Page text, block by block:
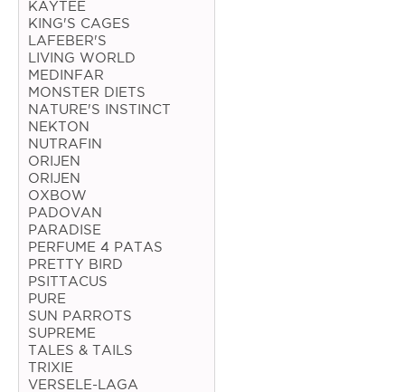
Furão
Gerbo
Degu
Hamster
Ratazana
Ouriço
Esquilo
Aves
Pequenas
Médias
Grandes
KAYTEE
KING'S CAGES
LAFEBER'S
LIVING WORLD
MEDINFAR
MONSTER DIETS
NATURE'S INSTINCT
NEKTON
NUTRAFIN
ORIJEN
ORIJEN
OXBOW
PADOVAN
PARADISE
PERFUME 4 PATAS
PRETTY BIRD
PSITTACUS
PURE
SUN PARROTS
SUPREME
TALES & TAILS
TRIXIE
VERSELE-LAGA